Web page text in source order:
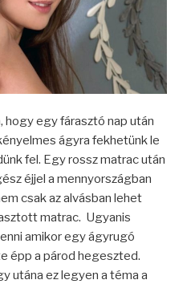
hogy egy fárasztó nap után
ágyra fekhetünk le
fel. Egy rossz matrac után
éjjel a mennyországban
csak az alvásban lehet
matrac. Ugyanis
amikor egy ágyrugó
épp a párod hegeszted.
utána ez legyen a téma a